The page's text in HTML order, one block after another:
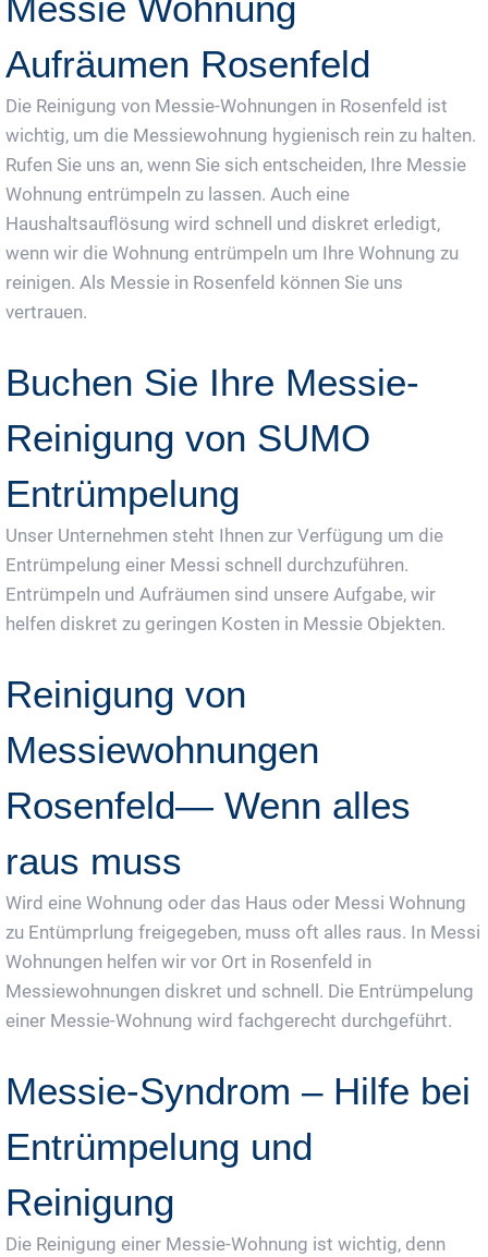
Messie Wohnung
Aufräumen Rosenfeld
Die Reinigung von Messie-Wohnungen in Rosenfeld ist
wichtig, um die Messiewohnung hygienisch rein zu halten.
Rufen Sie uns an, wenn Sie sich entscheiden, Ihre Messie
Wohnung entrümpeln zu lassen. Auch eine
Haushaltsauflösung wird schnell und diskret erledigt,
wenn wir die Wohnung entrümpeln um Ihre Wohnung zu
reinigen. Als Messie in Rosenfeld können Sie uns
vertrauen.
Buchen Sie Ihre Messie-
Reinigung von SUMO
Entrümpelung
Unser Unternehmen steht Ihnen zur Verfügung um die
Entrümpelung einer Messi schnell durchzuführen.
Entrümpeln und Aufräumen sind unsere Aufgabe, wir
helfen diskret zu geringen Kosten in Messie Objekten.
Reinigung von
Messiewohnungen
Rosenfeld— Wenn alles
raus muss
Wird eine Wohnung oder das Haus oder Messi Wohnung
zu Entümprlung freigegeben, muss oft alles raus. In Messi
Wohnungen helfen wir vor Ort in Rosenfeld in
Messiewohnungen diskret und schnell. Die Entrümpelung
einer Messie-Wohnung wird fachgerecht durchgeführt.
Messie-Syndrom – Hilfe bei
Entrümpelung und
Reinigung
Die Reinigung einer Messie-Wohnung ist wichtig, denn